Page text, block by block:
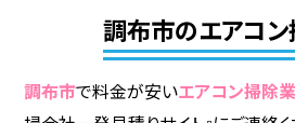
調布市のエアコ
調布市で料金が安いエアコン掃除